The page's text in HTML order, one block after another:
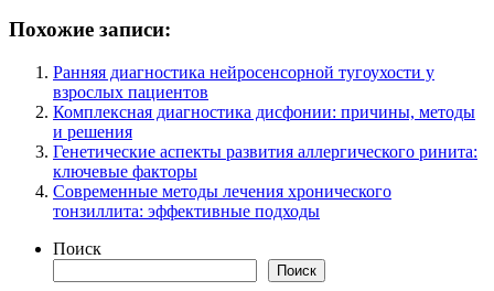
Похожие записи:
Ранняя диагностика нейросенсорной тугоухости у
взрослых пациентов
Комплексная диагностика дисфонии: причины, методы
и решения
Генетические аспекты развития аллергического ринита:
ключевые факторы
Современные методы лечения хронического
тонзиллита: эффективные подходы
Поиск
Поиск